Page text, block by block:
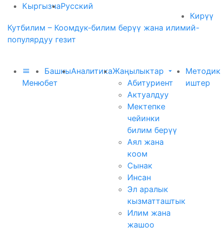
КыргызчаРусский
Кирүү
Кутбилим – Коомдук-билим берүү жана илимий-
популярдуу гезит
Меню
Башкы
бет
АналитикаЖаңылыктар
Абитуриент
Актуалдуу
Мектепке
чейинки
билим берүү
Аял жана
коом
Сынак
Инсан
Эл аралык
кызматташтык
Илим жана
жашоо
иштер